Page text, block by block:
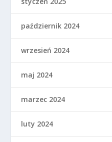
październik 2024
wrzesień 2024
maj 2024
marzec 2024
luty 2024